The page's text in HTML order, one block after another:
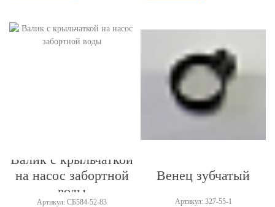
Валик с крыльчаткой
на насос забортной
воды
Артикул: СБ584-52-83
Венец зубчатый
Артикул: 327-55-1